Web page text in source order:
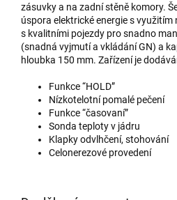
zásuvky a na zadní stěně komory.
úspora elektrické energie s
s kvalitními pojezdy pro snadno
(snadná vyjmutí a vkládání GN) a
hloubka 150 mm. Zařízení je
Funkce “HOLD”
Nízkotelotní pomalé pečení
Funkce “časovaní”
Sonda teploty v jádru
Klapky odvlhčení, stohování
Celonerezové provedení